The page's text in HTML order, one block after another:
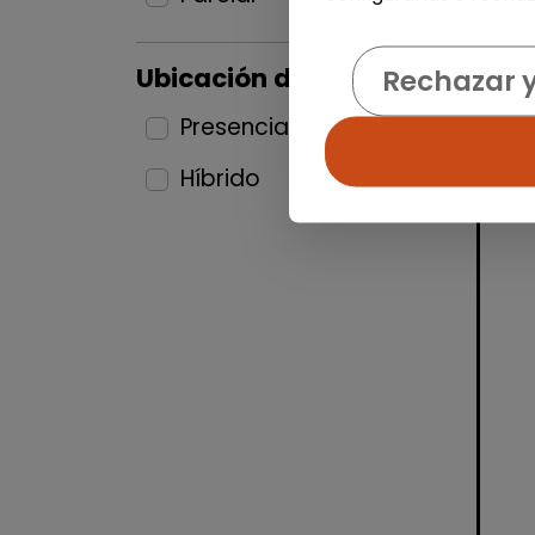
Ubicación del puesto
Presencial
25
Híbrido
9
Rechazar